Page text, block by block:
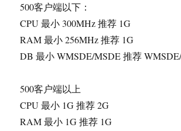
500客户端以下：
CPU 最小 300MHz 推荐 1G
RAM 最小 256MHz 推荐 1G
DB 最小 WMSDE/MSDE 推荐
500客户端以上
CPU 最小 1G 推荐 2G
RAM 最小 1G 推荐 1G